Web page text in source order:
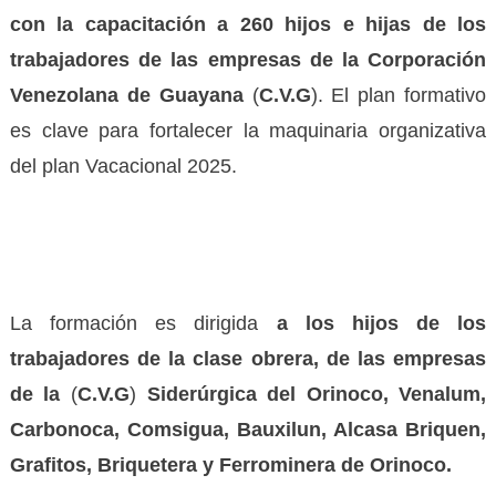
con la capacitación a 260 hijos e hijas de los
trabajadores de las empresas de la Corporación
Venezolana de Guayana(C.V.G). El plan formativo
es clave para fortalecer la maquinaria organizativa
del plan Vacacional 2025.
La formación es dirigida a los hijos de los
trabajadores de la clase obrera, de las empresas
de la (C.V.G) Siderúrgica del Orinoco, Venalum,
Carbonoca, Comsigua, Bauxilun, Alcasa Briquen,
Grafitos, Briquetera y Ferrominera de Orinoco.